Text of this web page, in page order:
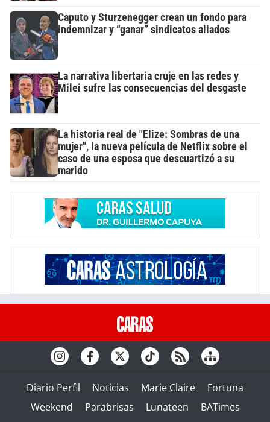
Caputo y Sturzenegger crean un fondo para
indemnizar y “ganar” sindicatos aliados
La narrativa libertaria cruje en las redes y
Milei sufre las consecuencias del desgaste
La historia real de "Elize: Sombras de una
mujer", la nueva película de Netflix sobre el
caso de una esposa que descuartizó a su
marido
Diario Perfil Noticias Marie Claire
Fortuna
Weekend
Parabrisas Lunateen BATimes